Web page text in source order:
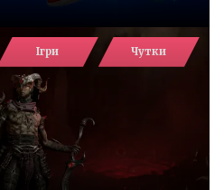
Ігри Чутки